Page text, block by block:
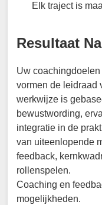
Elk traject is
Resultaat
Uw
vormen de leidraad
werkwijze is
bewustwording,
integratie in de
van uiteenlopende
feedback,
rollenspelen.
Coaching en
mogelijkheden.